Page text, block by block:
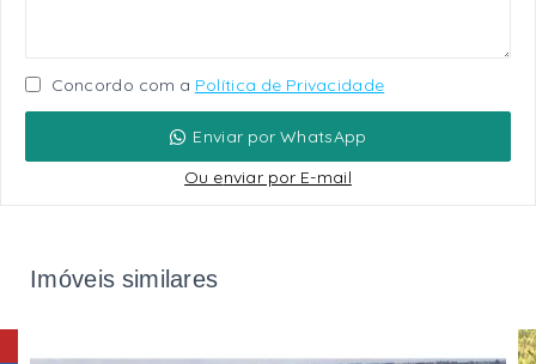
Concordo com a Política de Privacidade
Enviar por WhatsApp
Ou enviar por E-mail
Imóveis similares